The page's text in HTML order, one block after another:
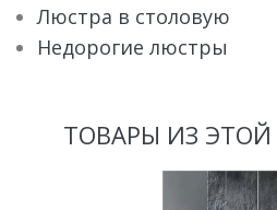
Люстра в столовую
Недорогие люстры
ТОВАРЫ ИЗ